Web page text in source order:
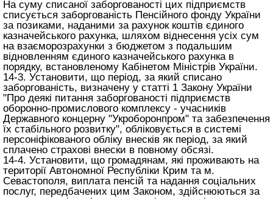
На суму списаної заборгованості цих підприємств
списується заборгованість Пенсійного фонду України
за позиками, наданими за рахунок коштів єдиного
казначейського рахунка, шляхом віднесення усіх сум
на взаєморозрахунки з бюджетом з подальшим
відновленням єдиного казначейського рахунка в
порядку, встановленому Кабінетом Міністрів України.
14-3. Установити, що період, за який списано
заборгованість, визначену у статті 1 Закону України
"Про деякі питання заборгованості підприємств
оборонно-промислового комплексу - учасників
Державного концерну "Укроборонпром" та забезпечення
їх стабільного розвитку", обліковується в системі
персоніфікованого обліку внесків як період, за який
сплачено страхові внески в повному обсязі.
14-4. Установити, що громадянам, які проживають на
території Автономної Республіки Крим та м.
Севастополя, виплата пенсій та надання соціальних
послуг, передбачених цим Законом, здійснюються за